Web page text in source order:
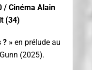
/ Cinéma Alain
(34)
? » en prélude au
(2025).